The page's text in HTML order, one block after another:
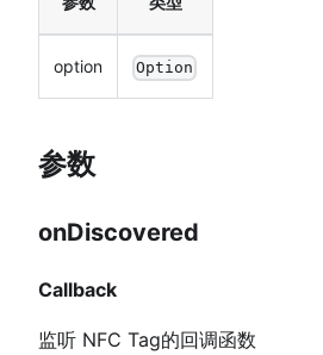
option Option
参数
onDiscovered
Callback
监听 NFC Tag的回调函数